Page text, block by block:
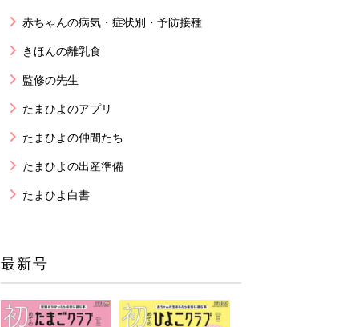
赤ちゃんの病気・症状別・予防接種
きほんの離乳食
監修の先生
たまひよのアプリ
たまひよの仲間たち
たまひよの出産準備
たまひよ白書
最新号